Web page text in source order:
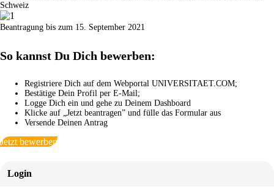
Schweiz
Beantragung bis zum 15. September 2021
So kannst Du Dich bewerben:
Registriere Dich auf dem Webportal UNIVERSITAET.COM;
Bestätige Dein Profil per E-Mail;
Logge Dich ein und gehe zu Deinem Dashboard
Klicke auf „Jetzt beantragen” und fülle das Formular aus
Versende Deinen Antrag
Jetzt bewerben
Login